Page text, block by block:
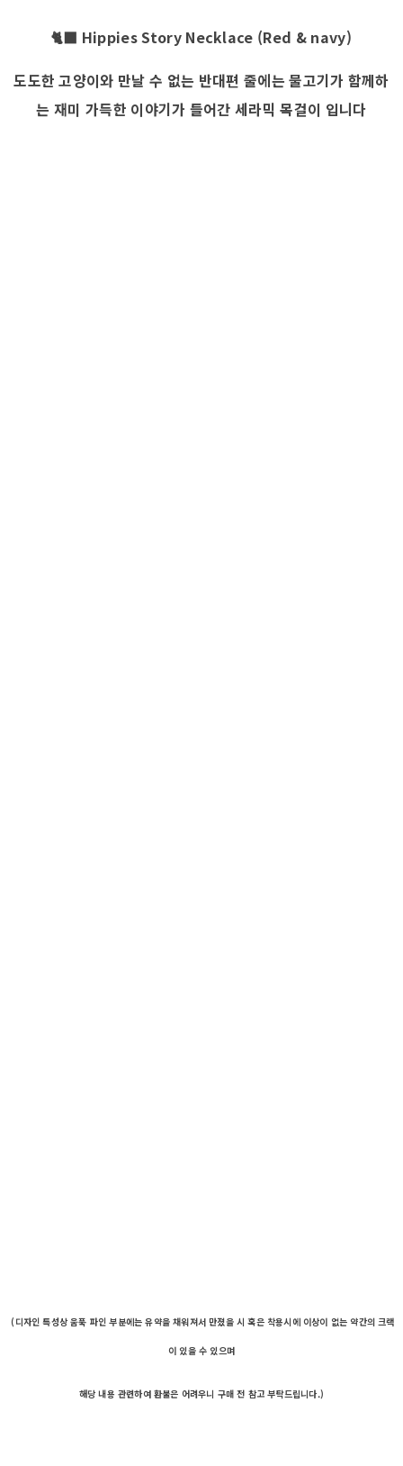
🐈‍⬛ Hippies Story Necklace (Red & navy)
도도한 고양이와 만날 수 없는 반대편 줄에는 물고기가 함께하
는 재미 가득한 이야기가 들어간 세라믹 목걸이 입니다
(디자인 특성상 움푹 파인 부분에는 유약을 채워져서 만졌을 시 혹은 착용시에 이상이 없는 약간의 크랙
이 있을 수 있으며
해당 내용 관련하여 환불은 어려우니 구매 전 참고 부탁드립니다.)